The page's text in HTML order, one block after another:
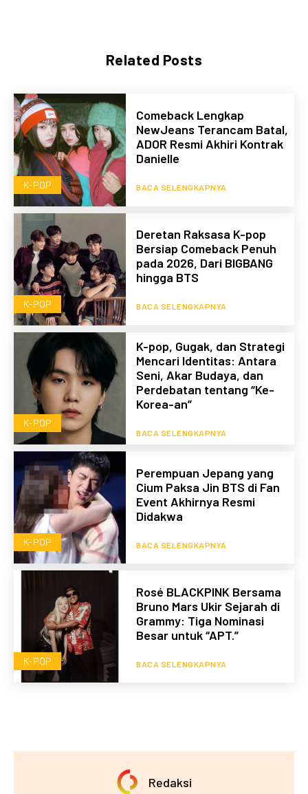
Related Posts
K-POP
Comeback Lengkap
NewJeans Terancam Batal,
ADOR Resmi Akhiri Kontrak
Danielle
BACA SELENGKAPNYA
K-POP
Deretan Raksasa K-pop
Bersiap Comeback Penuh
pada 2026, Dari BIGBANG
hingga BTS
BACA SELENGKAPNYA
K-POP
K-pop, Gugak, dan Strategi
Mencari Identitas: Antara
Seni, Akar Budaya, dan
Perdebatan tentang “Ke-
Korea-an”
BACA SELENGKAPNYA
K-POP
Perempuan Jepang yang
Cium Paksa Jin BTS di Fan
Event Akhirnya Resmi
Didakwa
BACA SELENGKAPNYA
K-POP
Rosé BLACKPINK Bersama
Bruno Mars Ukir Sejarah di
Grammy: Tiga Nominasi
Besar untuk “APT.”
BACA SELENGKAPNYA
Redaksi